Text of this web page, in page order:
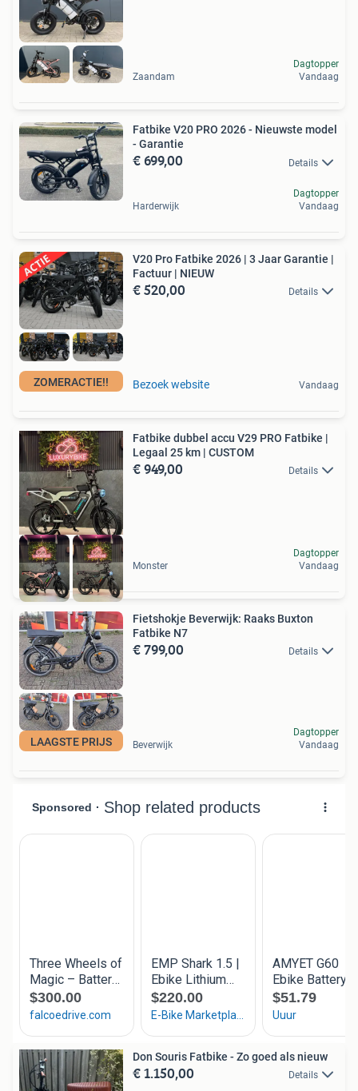
Zaandam
Dagtopper
Vandaag
Fatbike V20 PRO 2026 - Nieuwste model
- Garantie
€ 699,00 Details
Harderwijk
Dagtopper
Vandaag
ZOMERACTIE!!
V20 Pro Fatbike 2026 | 3 Jaar Garantie |
Factuur | NIEUW
€ 520,00 Details
Bezoek website Vandaag
Fatbike dubbel accu V29 PRO Fatbike |
Legaal 25 km | CUSTOM
€ 949,00 Details
Monster
Dagtopper
Vandaag
LAAGSTE PRIJS
Fietshokje Beverwijk: Raaks Buxton
Fatbike N7
€ 799,00 Details
Beverwijk
Dagtopper
Vandaag
Don Souris Fatbike - Zo goed als nieuw
€ 1.150,00 Details